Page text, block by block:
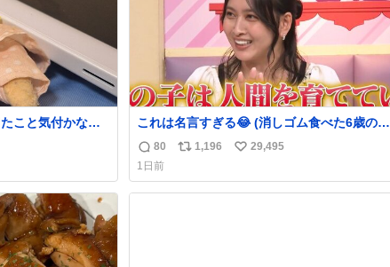
こと気付かなか
感じ取れるから
らしい。 急いで
る娘に自分も謝
ビンタされてし
だけど、地味に
きついてた。
これは名言すぎる😂 (消しゴム食べた6歳の弟
を思い出しながら)
返
信
数
80
リ
ス
1,196
い
ね
29,495
1日前